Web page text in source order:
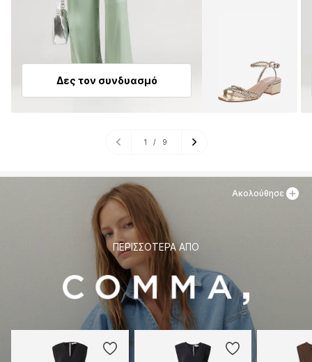
Δες τον συνδυασμό
1 / 9
ΠΕΡΙΣΣΌΤΕΡΑ ΑΠΌ
Ακολούθησε